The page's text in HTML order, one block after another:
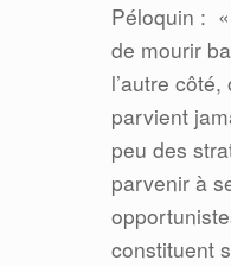
Péloquin :
de mourir
l’autre
parvient
peu des
parvenir à
constituent